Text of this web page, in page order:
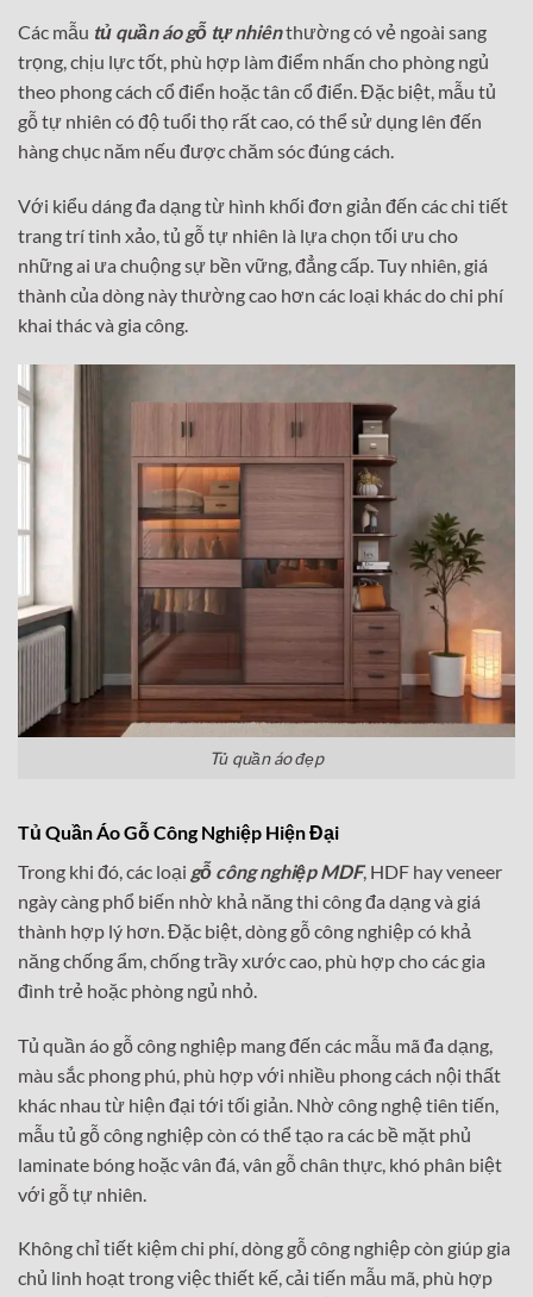
Các mẫu tủ quần áo gỗ tự nhiênthường có vẻ ngoài sang
trọng, chịu lực tốt, phù hợp làm điểm nhấn cho phòng ngủ
theo phong cách cổ điển hoặc tân cổ điển. Đặc biệt, mẫu tủ
gỗ tự nhiên có độ tuổi thọ rất cao, có thể sử dụng lên đến
hàng chục năm nếu được chăm sóc đúng cách.
Với kiểu dáng đa dạng từ hình khối đơn giản đến các chi tiết
trang trí tinh xảo, tủ gỗ tự nhiên là lựa chọn tối ưu cho
những ai ưa chuộng sự bền vững, đẳng cấp. Tuy nhiên, giá
thành của dòng này thường cao hơn các loại khác do chi phí
khai thác và gia công.
Tủ quần áo đẹp
Tủ Quần Áo Gỗ Công Nghiệp Hiện Đại
Trong khi đó, các loại gỗ công nghiệp MDF, HDF hay veneer
ngày càng phổ biến nhờ khả năng thi công đa dạng và giá
thành hợp lý hơn. Đặc biệt, dòng gỗ công nghiệp có khả
năng chống ẩm, chống trầy xước cao, phù hợp cho các gia
đình trẻ hoặc phòng ngủ nhỏ.
Tủ quần áo gỗ công nghiệp mang đến các mẫu mã đa dạng,
màu sắc phong phú, phù hợp với nhiều phong cách nội thất
khác nhau từ hiện đại tới tối giản. Nhờ công nghệ tiên tiến,
mẫu tủ gỗ công nghiệp còn có thể tạo ra các bề mặt phủ
laminate bóng hoặc vân đá, vân gỗ chân thực, khó phân biệt
với gỗ tự nhiên.
Không chỉ tiết kiệm chi phí, dòng gỗ công nghiệp còn giúp gia
chủ linh hoạt trong việc thiết kế, cải tiến mẫu mã, phù hợp